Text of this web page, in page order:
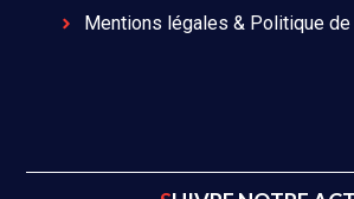
Mentions légales & Politique